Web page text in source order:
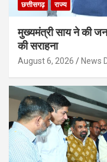
छत्तीसगढ़ राज्य
मुख्यमंत्री साय ने की
की सराहना
August 6, 2026 News